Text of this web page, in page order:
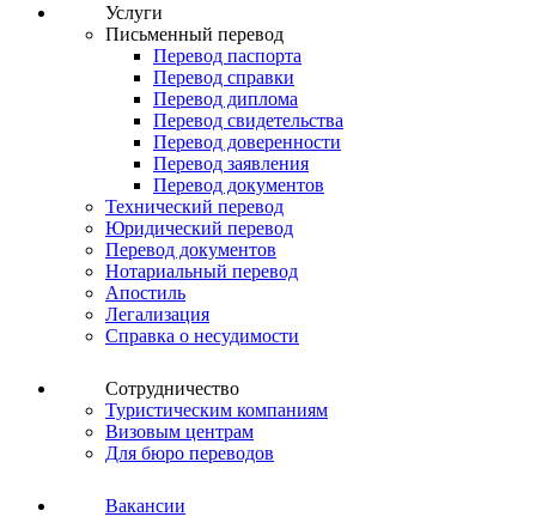
Услуги
Письменный перевод
Перевод паспорта
Перевод справки
Перевод диплома
Перевод свидетельства
Перевод доверенности
Перевод заявления
Перевод документов
Технический перевод
Юридический перевод
Перевод документов
Нотариальный перевод
Апостиль
Легализация
Справка о несудимости
Сотрудничество
Туристическим компаниям
Визовым центрам
Для бюро переводов
Вакансии